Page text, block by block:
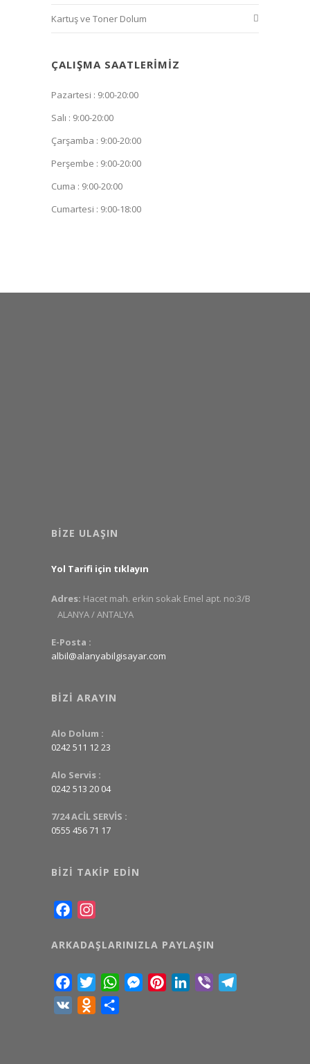
Kartuş ve Toner Dolum
ÇALIŞMA SAATLERIMIZ
Pazartesi : 9:00-20:00
Salı : 9:00-20:00
Çarşamba : 9:00-20:00
Perşembe : 9:00-20:00
Cuma : 9:00-20:00
Cumartesi : 9:00-18:00
BIZE ULAŞIN
Yol Tarifi için tıklayın
Adres: Hacet mah. erkin sokak Emel apt. no:3/B
ALANYA / ANTALYA
E-Posta :
albil@alanyabilgisayar.com
BIZI ARAYIN
Alo Dolum :
0242 511 12 23
Alo Servis :
0242 513 20 04
7/24 ACİL SERVİS :
0555 456 71 17
BIZI TAKIP EDIN
Facebook
ARKADAŞLARINIZLA PAYLAŞIN
FacebookTwitterWhatsAppMessenger
PinterestLinkedIn
Viber
VK
Odnoklassniki